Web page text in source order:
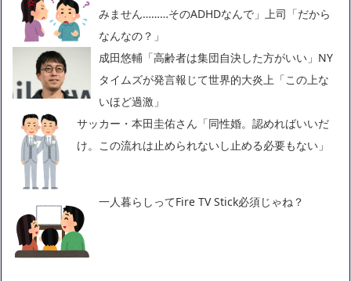
みません………そのADHDなんで」上司「だから
なんなの？」
成田悠輔「高齢者は集団自決した方がいい」NY
タイムズが発言報じて世界的大炎上「この上な
いほど過激」
サッカー・本田圭佑さん「同性婚。認めればいいだ
け。この流れは止められないし止める必要もない」
一人暮らしってFire TV Stick必須じゃね？